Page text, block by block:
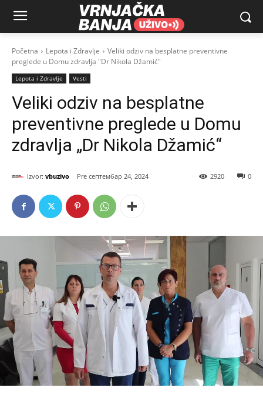
Početna Lepota i Zdravlje
Veliki odziv na besplatne preventivne
preglede u Domu zdravlja "Dr Nikola Džamić"
Lepota i Zdravlje Vesti
Veliki odziv na besplatne
preventivne preglede u Domu
zdravlja „Dr Nikola Džamić“
Izvor: vbuzivo септембар 24, 2024 0
2920